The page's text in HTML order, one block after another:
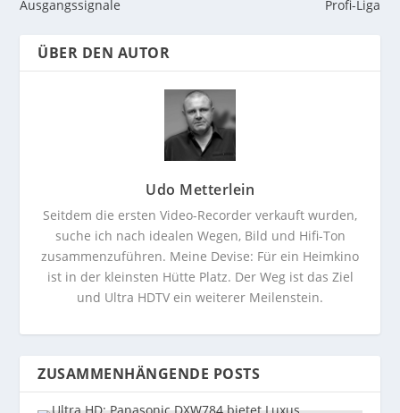
Ausgangssignale
Profi-Liga
ÜBER DEN AUTOR
Udo Metterlein
Seitdem die ersten Video-Recorder verkauft wurden,
suche ich nach idealen Wegen, Bild und Hifi-Ton
zusammenzuführen. Meine Devise: Für ein Heimkino
ist in der kleinsten Hütte Platz. Der Weg ist das Ziel
und Ultra HDTV ein weiterer Meilenstein.
ZUSAMMENHÄNGENDE POSTS